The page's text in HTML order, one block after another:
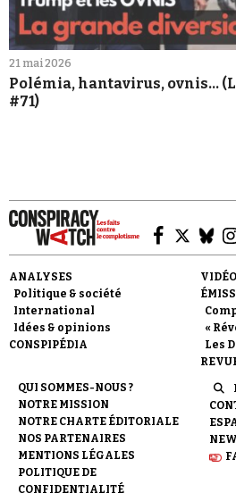
21 mai 2026
Polémia, hantavirus, ovnis...
#71)
ANALYSES
Politique & société
International
Idées & opinions
CONSPIPÉDIA
«
Les
QUI SOMMES-NOUS ?
NOTRE MISSION
NOTRE CHARTE ÉDITORIALE
NOS PARTENAIRES
MENTIONS LÉGALES
POLITIQUE DE
CONFIDENTIALITÉ